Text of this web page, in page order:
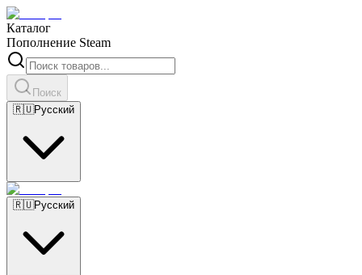
Каталог
Пополнение Steam
Поиск
🇷🇺Русский
🇷🇺Русский